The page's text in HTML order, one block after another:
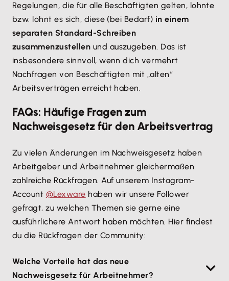
Regelungen, die für alle Beschäftigten gelten, lohnte
bzw. lohnt es sich, diese (bei Bedarf) in einem
separaten Standard-Schreiben
zusammenzustellen und auszugeben. Das ist
insbesondere sinnvoll, wenn dich vermehrt
Nachfragen von Beschäftigten mit „alten“
Arbeitsverträgen erreicht haben.
FAQs: Häufige Fragen zum
Nachweisgesetz für den Arbeitsvertrag
Zu vielen Änderungen im Nachweisgesetz haben
Arbeitgeber und Arbeitnehmer gleichermaßen
zahlreiche Rückfragen. Auf unserem Instagram-
Account @Lexware haben wir unsere Follower
gefragt, zu welchen Themen sie gerne eine
ausführlichere Antwort haben möchten. Hier findest
du die Rückfragen der Community:
Welche Vorteile hat das neue
Nachweisgesetz für Arbeitnehmer?